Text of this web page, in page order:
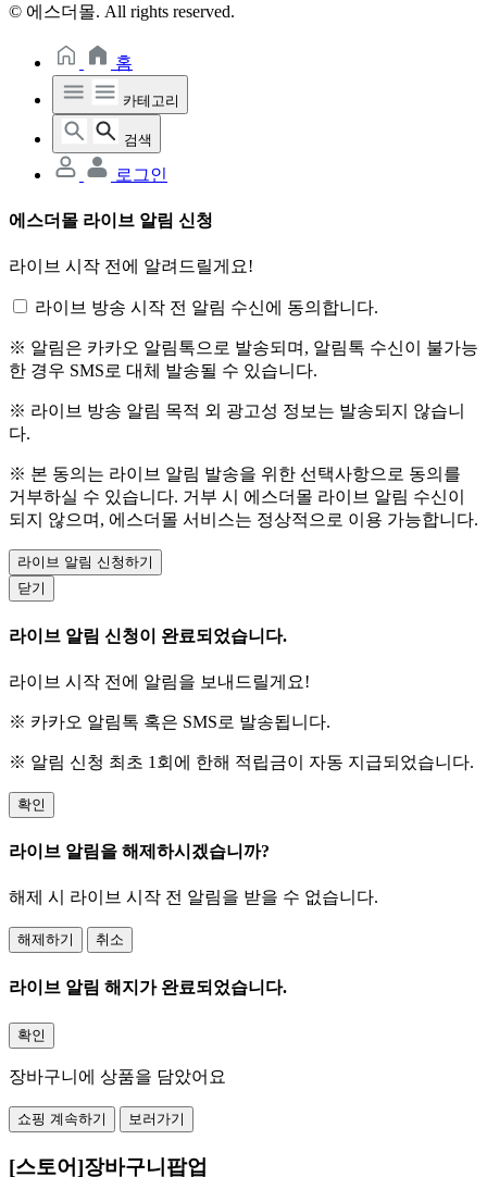
© 에스더몰. All rights reserved.
홈
카테고리
검색
로그인
에스더몰 라이브 알림 신청
라이브 시작 전에 알려드릴게요!
라이브 방송 시작 전 알림 수신에 동의합니다.
※ 알림은 카카오 알림톡으로 발송되며, 알림톡 수신이 불가능
한 경우 SMS로 대체 발송될 수 있습니다.
※ 라이브 방송 알림 목적 외 광고성 정보는 발송되지 않습니
다.
※ 본 동의는 라이브 알림 발송을 위한 선택사항으로 동의를
거부하실 수 있습니다. 거부 시 에스더몰 라이브 알림 수신이
되지 않으며, 에스더몰 서비스는 정상적으로 이용 가능합니다.
라이브 알림 신청하기
닫기
라이브 알림 신청이 완료되었습니다.
라이브 시작 전에 알림을 보내드릴게요!
※ 카카오 알림톡 혹은 SMS로 발송됩니다.
※ 알림 신청 최초 1회에 한해 적립금이 자동 지급되었습니다.
확인
라이브 알림을 해제하시겠습니까?
해제 시 라이브 시작 전 알림을 받을 수 없습니다.
해제하기 취소
라이브 알림 해지가 완료되었습니다.
확인
장바구니에 상품을 담았어요
쇼핑 계속하기 보러가기
[스토어]장바구니팝업